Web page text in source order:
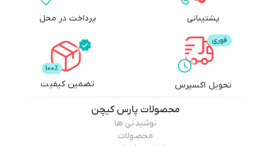
پشتیبانی پرداخت در محل
تحویل اکسپرس تضمین کیفیت
محصولات پارس کیچن
نوشیدنی ها
محصولات